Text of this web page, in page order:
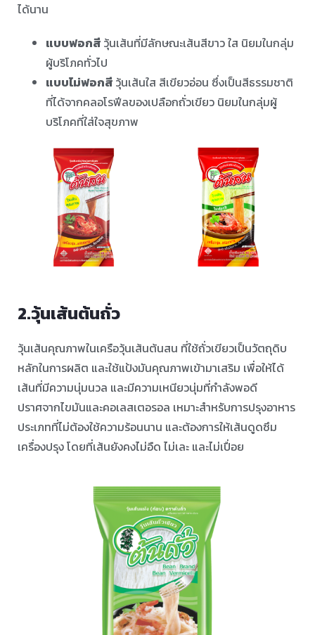
ได้นาน ⠀ ⠀
แบบฟอกสี วุ้นเส้นที่มีลักษณะเส้นสีขาว ใส นิยมในกลุ่ม
ผู้บริโภคทั่วไป ⠀ ⠀
แบบไม่ฟอกสี วุ้นเส้นใส สีเขียวอ่อน ซึ่งเป็นสีธรรมชาติ
ที่ได้จากคลอโรฟีลของเปลือกถั่วเขียว นิยมในกลุ่มผู้
บริโภคที่ใส่ใจสุขภาพ ⠀ ⠀
2.วุ้นเส้นต้นถั่ว
วุ้นเส้นคุณภาพในเครือวุ้นเส้นต้นสน ที่ใช้ถั่วเขียวเป็นวัตถุดิบ
หลักในการผลิต และใช้แป้งมันคุณภาพเข้ามาเสริม เพื่อให้ได้
เส้นที่มีความนุ่มนวล และมีความเหนียวนุ่มที่กำลังพอดี
ปราศจากไขมันและคอเลสเตอรอล เหมาะสำหรับการปรุงอาหาร
ประเภทที่ไม่ต้องใช้ความร้อนนาน และต้องการให้เส้นดูดซึม
เครื่องปรุง โดยที่เส้นยังคงไม่อืด ไม่เละ และไม่เปื่อย ⠀ ⠀